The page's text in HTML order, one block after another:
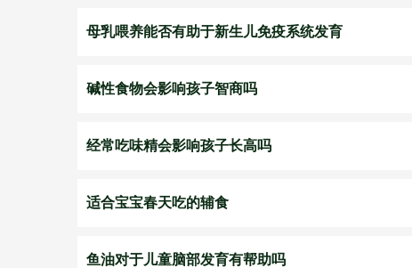
母乳喂养能否有助于新生儿免疫系统发育
碱性食物会影响孩子智商吗
经常吃味精会影响孩子长高吗
适合宝宝春天吃的辅食
鱼油对于儿童脑部发育有帮助吗